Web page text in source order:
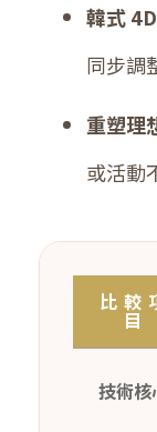
韓式
同步調
重塑理
或活動
比 較
目
技術核